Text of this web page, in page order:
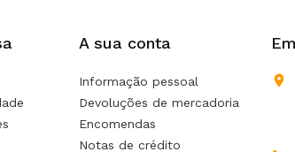
A sua conta
Informação pessoal
Devoluções de mercadoria
Encomendas
Notas de crédito
